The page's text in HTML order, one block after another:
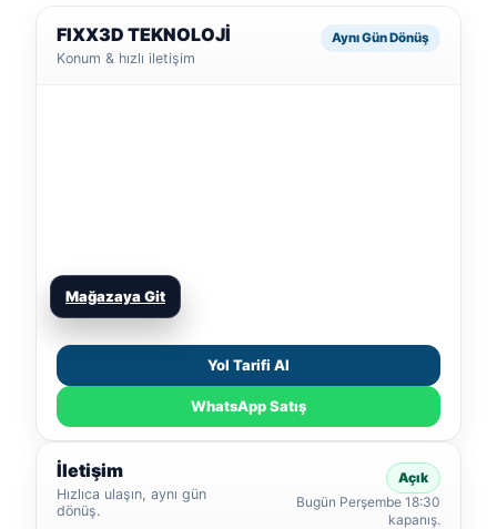
FIXX3D TEKNOLOJİ
Konum & hızlı iletişim
Aynı Gün Dönüş
Mağazaya Git
Yol Tarifi Al
WhatsApp Satış
İletişim
Hızlıca ulaşın, aynı gün
dönüş.
Açık
Bugün Perşembe 18:30
kapanış.